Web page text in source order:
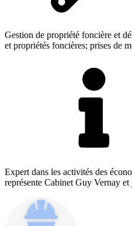
Gestion de propriété foncière et
et propriétés foncières; prises de
Expert dans les activités des
représente Cabinet Guy Vernay